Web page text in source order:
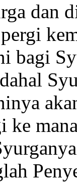
dan
bagi
ke